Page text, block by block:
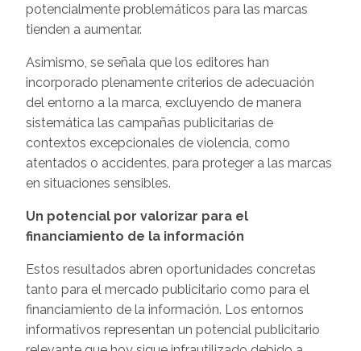
potencialmente problemáticos para las marcas
tienden a aumentar.
Asimismo, se señala que los editores han
incorporado plenamente criterios de adecuación
del entorno a la marca, excluyendo de manera
sistemática las campañas publicitarias de
contextos excepcionales de violencia, como
atentados o accidentes, para proteger a las marcas
en situaciones sensibles.
Un potencial por valorizar para el
financiamiento de la información
Estos resultados abren oportunidades concretas
tanto para el mercado publicitario como para el
financiamiento de la información. Los entornos
informativos representan un potencial publicitario